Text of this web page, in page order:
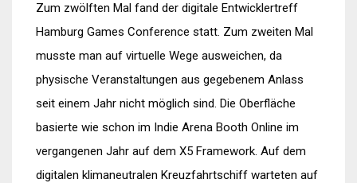
Zum zwölften Mal fand der digitale Entwicklertreff
Hamburg Games Conference statt. Zum zweiten Mal
musste man auf virtuelle Wege ausweichen, da
physische Veranstaltungen aus gegebenem Anlass
seit einem Jahr nicht möglich sind. Die Oberfläche
basierte wie schon im Indie Arena Booth Online im
vergangenen Jahr auf dem X5 Framework. Auf dem
digitalen klimaneutralen Kreuzfahrtschiff warteten auf